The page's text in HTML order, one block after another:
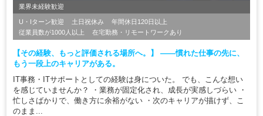
業界未経験歓迎
U・Iターン歓迎 土日祝休み
年間休日120日以上
従業員数が1000人以上
在宅勤務・リモートワークあり
【その経験、もっと評価される場所へ。】 ――慣れた仕事の先に、
もう一段上のキャリアがある。
IT事務・ITサポートとしての経験は身についた。 でも、こんな想い
を感じていませんか？ ・業務が固定化され、成長が実感しづらい ・
忙しさばかりで、働き方に余裕がない ・次のキャリアが描けず、こ
のまま...